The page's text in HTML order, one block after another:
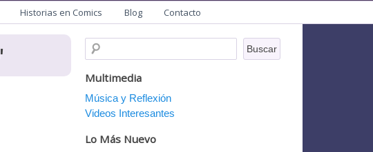
Historias en Comics Blog Contacto
'
Multimedia
Música y Reflexión
Videos Interesantes
Lo Más Nuevo